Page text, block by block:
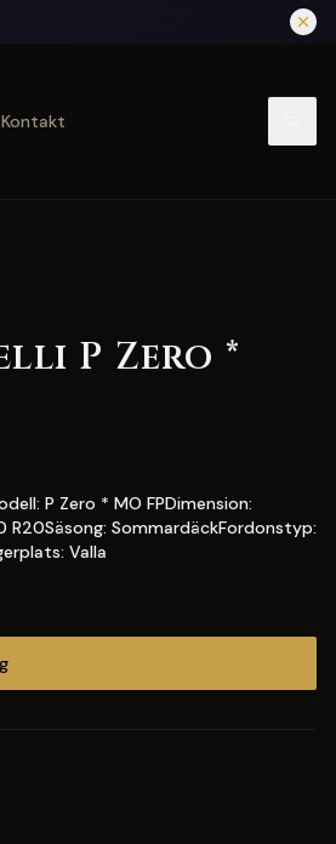
Kontakt
P Zero *
P Zero * MO FPDimension:
R20Säsong: SommardäckFordonstyp:
Valla